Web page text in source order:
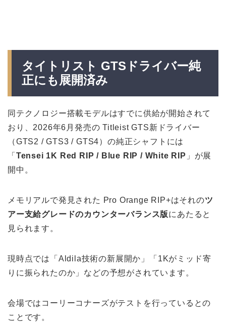
タイトリスト GTSドライバー純
正にも展開済み
同テクノロジー搭載モデルはすでに供給が開始されて
おり、2026年6月発売の Titleist GTS新ドライバー
（GTS2 / GTS3 / GTS4）の純正シャフトには
「 Tensei 1K Red RIP / Blue RIP / White RIP 」が展
開中。
メモリアルで発見された Pro Orange RIP+はそれのツ
アー支給グレードのカウンターバランス版にあたると
見られます。
現時点では「Aldila技術の新展開か」「1Kがミッド寄
りに振られたのか」などの予想がされています。
会場ではコーリーコナーズがテストを行っているとの
ことです。